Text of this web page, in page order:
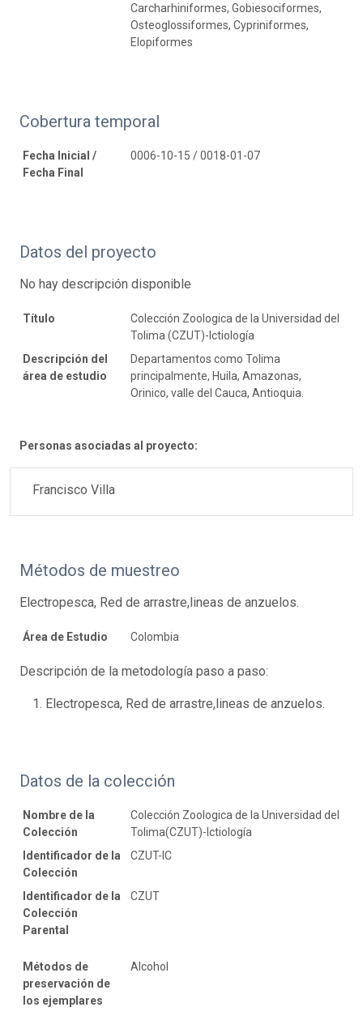
Carcharhiniformes, Gobiesociformes,
Osteoglossiformes, Cypriniformes,
Elopiformes
Cobertura temporal
Fecha Inicial /
Fecha Final
0006-10-15 / 0018-01-07
Datos del proyecto
No hay descripción disponible
Título
Colección Zoologica de la Universidad del
Tolima (CZUT)-Ictiología
Descripción del
área de estudio
Departamentos como Tolima
principalmente, Huila, Amazonas,
Orinico, valle del Cauca, Antioquia.
Personas asociadas al proyecto:
Francisco Villa
Métodos de muestreo
Electropesca, Red de arrastre,lineas de anzuelos.
Área de Estudio Colombia
Descripción de la metodología paso a paso:
Electropesca, Red de arrastre,lineas de anzuelos.
Datos de la colección
Nombre de la
Colección
Colección Zoologica de la Universidad del
Tolima(CZUT)-Ictiología
Identificador de la
Colección
CZUT-IC
Identificador de la
Colección
Parental
CZUT
Métodos de
preservación de
los ejemplares
Alcohol